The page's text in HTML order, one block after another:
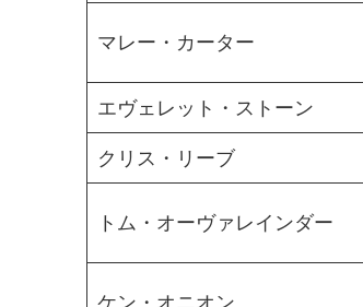
マレー・カーター
エヴェレット・ストーン
クリス・リーブ
トム・オーヴァレインダー